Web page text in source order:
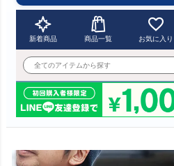
新着商品 商品一覧 お気に入り